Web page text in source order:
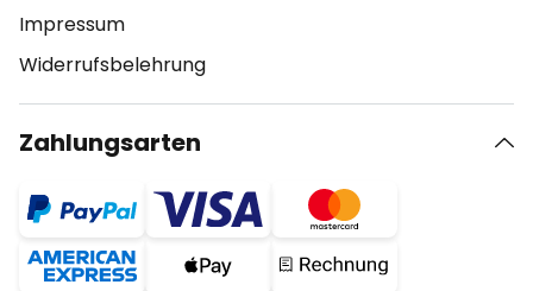
Impressum
Widerrufsbelehrung
Zahlungsarten